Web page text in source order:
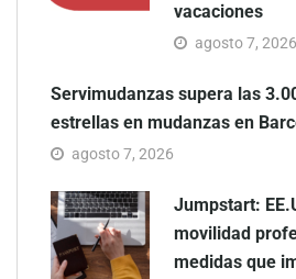
vacaciones
agosto 7, 2026
Servimudanzas supera las
estrellas en mudanzas en
agosto 7, 2026
Jumpstart:
movilidad
medidas que